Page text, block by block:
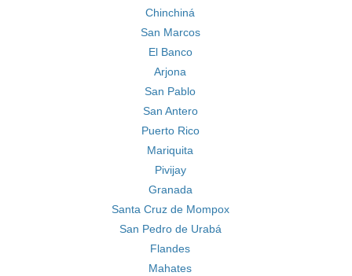
Chinchiná
San Marcos
El Banco
Arjona
San Pablo
San Antero
Puerto Rico
Mariquita
Pivijay
Granada
Santa Cruz de Mompox
San Pedro de Urabá
Flandes
Mahates